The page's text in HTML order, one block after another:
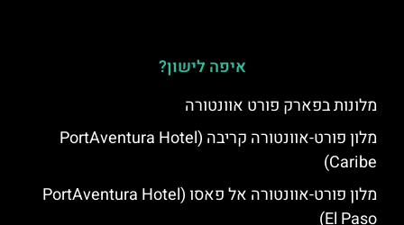
איפה לישון?
מלונות בפארק פורט אוונטורה
מלון פורט-אוונטורה קריבה (PortAventura Hotel
Caribe)
מלון פורט-אוונטורה אל פאסו (PortAventura Hotel
El Paso)